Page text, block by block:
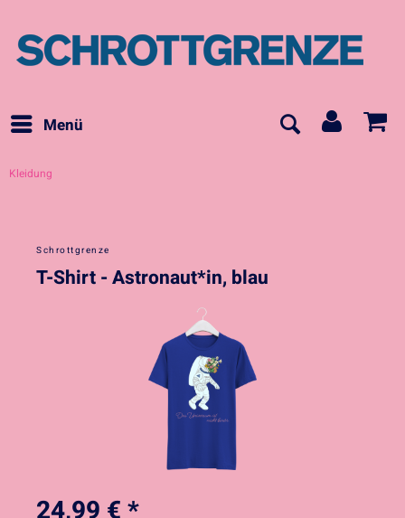
Menü
Kleidung
Schrottgrenze
T-Shirt - Astronaut*in, blau